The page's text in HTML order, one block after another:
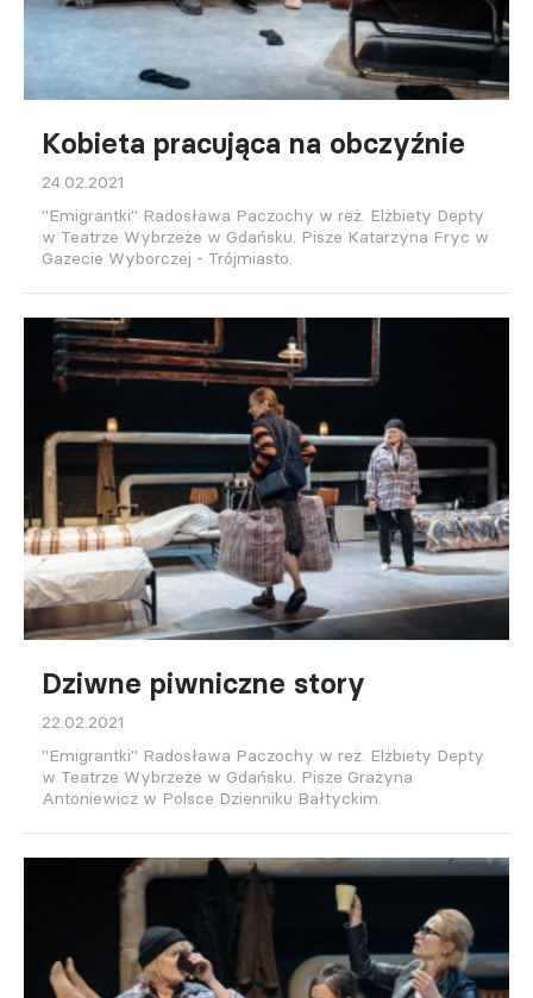
Kobieta pracująca na obczyźnie
24.02.2021
"Emigrantki" Radosława Paczochy w reż. Elżbiety Depty
w Teatrze Wybrzeże w Gdańsku. Pisze Katarzyna Fryc w
Gazecie Wyborczej - Trójmiasto.
Dziwne piwniczne story
22.02.2021
"Emigrantki" Radosława Paczochy w reż. Elżbiety Depty
w Teatrze Wybrzeże w Gdańsku. Pisze Grażyna
Antoniewicz w Polsce Dzienniku Bałtyckim.